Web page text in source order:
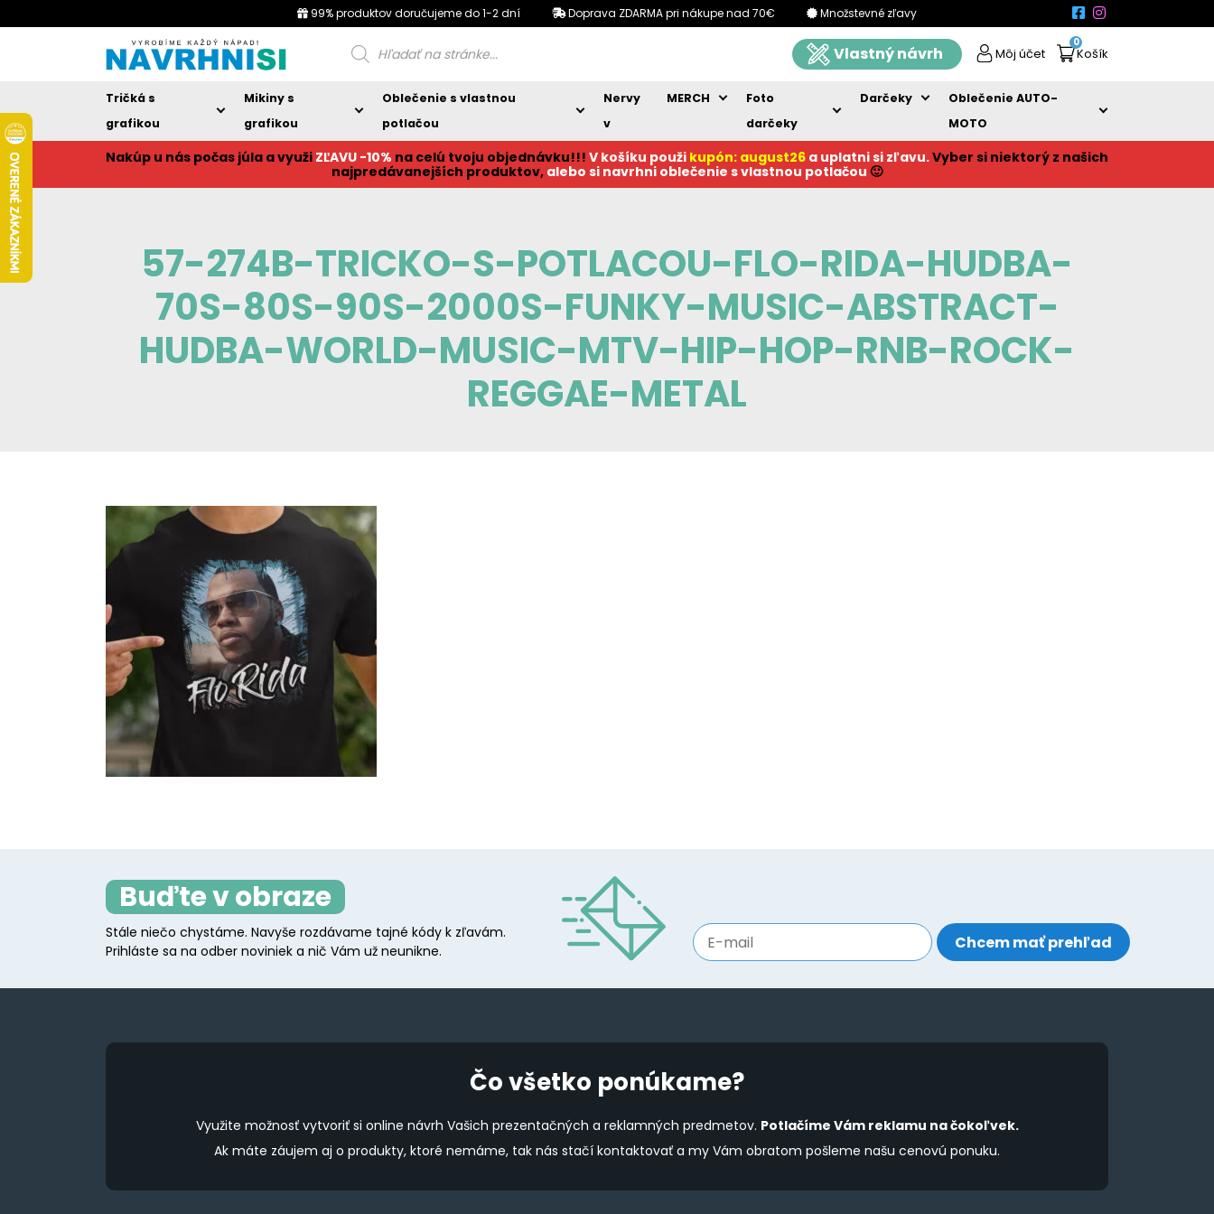
99% produktov doručujeme do 1-2 dní Doprava ZDARMA pri nákupe nad 70€ Množstevné zľavy
Products
search Vlastný návrh Môj účet
0
Košík
Tričká s
grafikou
Mikiny s
grafikou
Oblečenie s vlastnou
potlačou
Nervy
v
MERCH
Foto
darčeky
Darčeky
Oblečenie AUTO-
MOTO
Nakúp u nás počas júla a využi ZĽAVU -10% na celú tvoju objednávku!!! V košíku použi kupón: august26 a uplatni si zľavu.Vyber si niektorý z našich
najpredávanejších produktov, alebo si navrhni oblečenie s vlastnou potlačou 🙂
57-274B-TRICKO-S-POTLACOU-FLO-RIDA-HUDBA-
70S-80S-90S-2000S-FUNKY-MUSIC-ABSTRACT-
HUDBA-WORLD-MUSIC-MTV-HIP-HOP-RNB-ROCK-
REGGAE-METAL
Buďte v obraze
Stále niečo chystáme. Navyše rozdávame tajné kódy k zľavám.
Prihláste sa na odber noviniek a nič Vám už neunikne.
Čo všetko ponúkame?
Využite možnosť vytvoriť si online návrh Vašich prezentačných a reklamných predmetov. Potlačíme Vám reklamu na čokoľvek.
Ak máte záujem aj o produkty, ktoré nemáme, tak nás stačí kontaktovať a my Vám obratom pošleme našu cenovú ponuku.